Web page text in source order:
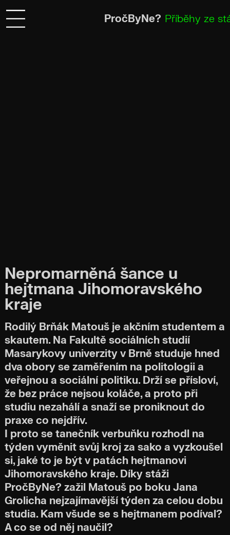
PročByNe? Příběhy ze
Nepromarněná šance u
hejtmana Jihomoravského
kraje
Rodilý Brňák Matouš je akčním studentem a
skautem. Na Fakultě sociálních studií
Masarykovy univerzity v Brně studuje hned
dva obory se zaměřením na politologii a
veřejnou a sociální politiku. Drží se přísloví,
že bez práce nejsou koláče, a proto při
studiu nezahálí a snaží se proniknout do
praxe co nejdřív.
I proto se tanečník verbuňku rozhodl na
týden vyměnit svůj kroj za sako a vyzkoušel
si, jaké to je být v patách hejtmanovi
Jihomoravského kraje. Díky stáži
PročByNe? zažil Matouš po boku Jana
Grolicha nejzajímavější týden za celou dobu
studia. Kam všude se s hejtmanem podíval?
A co se od něj naučil?